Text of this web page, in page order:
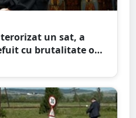
un sat, a
cu brutalitate o